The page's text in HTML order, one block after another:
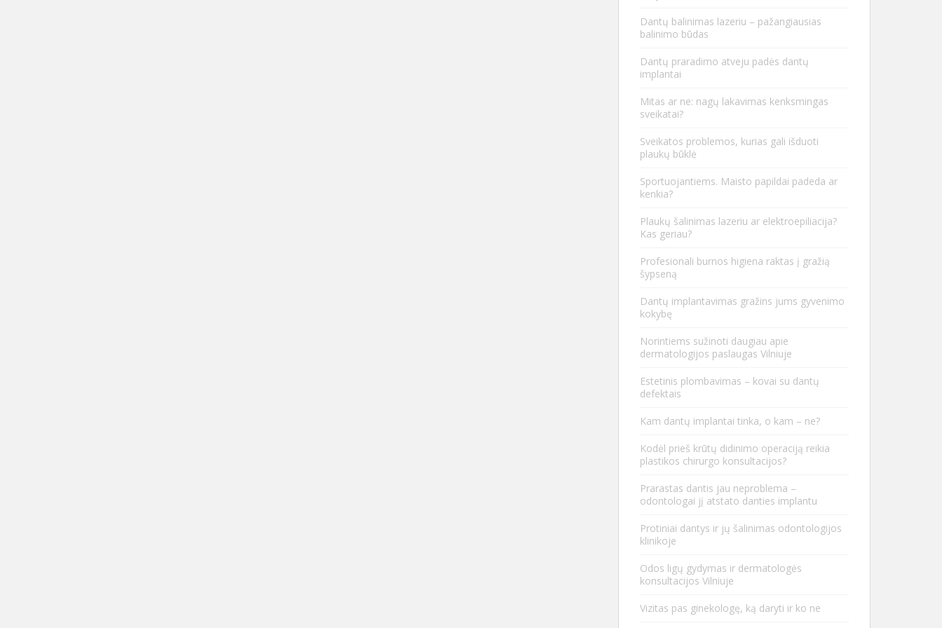
Dantų balinimas lazeriu – pažangiausias
balinimo būdas
Dantų praradimo atveju padės dantų
implantai
Mitas ar ne: nagų lakavimas kenksmingas
sveikatai?
Sveikatos problemos, kurias gali išduoti
plaukų būklė
Sportuojantiems. Maisto papildai padeda ar
kenkia?
Plaukų šalinimas lazeriu ar elektroepiliacija?
Kas geriau?
Profesionali burnos higiena raktas į gražią
šypseną
Dantų implantavimas gražins jums gyvenimo
kokybę
Norintiems sužinoti daugiau apie
dermatologijos paslaugas Vilniuje
Estetinis plombavimas – kovai su dantų
defektais
Kam dantų implantai tinka, o kam – ne?
Kodėl prieš krūtų didinimo operaciją reikia
plastikos chirurgo konsultacijos?
Prarastas dantis jau neproblema –
odontologai jį atstato danties implantu
Protiniai dantys ir jų šalinimas odontologijos
klinikoje
Odos ligų gydymas ir dermatologės
konsultacijos Vilniuje
Vizitas pas ginekologę, ką daryti ir ko ne